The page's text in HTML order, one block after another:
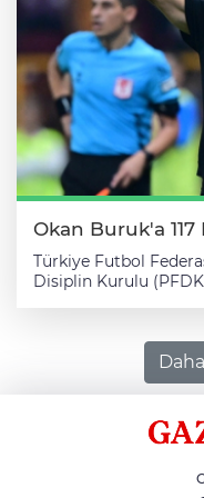
Okan Buruk'a 117
Türkiye Futbol
Disiplin Kurulu
maçındaki
bin lira para cezası
taraftarlarının
cezası aldığı belirtildi. Galatasaraylı futbolcu Michy
Batshuayi'nin ise
117 bin lira para